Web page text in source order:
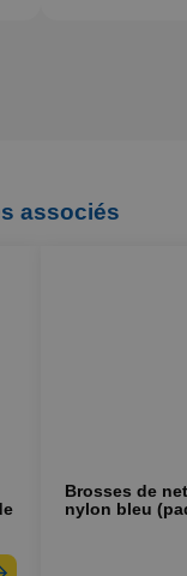
associés
Brosses de
nylon bleu